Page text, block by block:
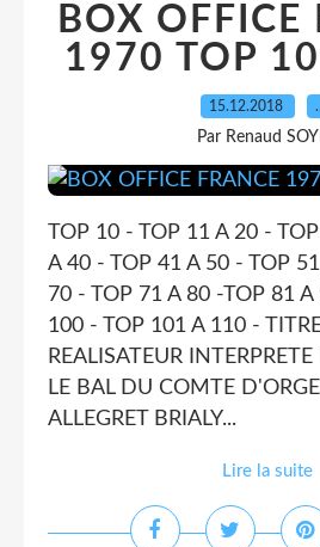
BOX OFFICE
1970 TOP
15.12.2018
Par Renaud
TOP 10 - TOP 11 A 20 -
A 40 - TOP 41 A 50 - TOP
70 - TOP 71 A 80 -TOP 81 A
100 - TOP 101 A 110 -
REALISATEUR
LE BAL DU COMTE
ALLEGRET BRIALY...
Lire la suite